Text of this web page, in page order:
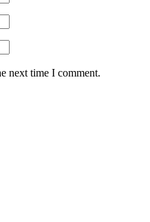
next time I comment.